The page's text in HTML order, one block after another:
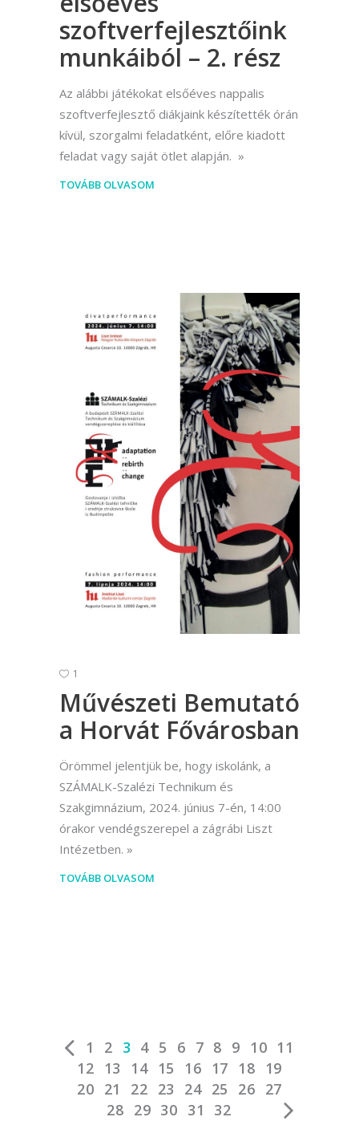
szoftverfejlesztőink
munkáiból – 2. rész
Az alábbi játékokat elsőéves nappalis
szoftverfejlesztő diákjaink készítették órán
kívül, szorgalmi feladatként, előre kiadott
feladat vagy saját ötlet alapján.
TOVÁBB OLVASOM
1
Művészeti Bemutató
a Horvát Fővárosban
Örömmel jelentjük be, hogy iskolánk, a
SZÁMALK-Szalézi Technikum és
Szakgimnázium, 2024. június 7-én, 14:00
órakor vendégszerepel a zágrábi Liszt
Intézetben.
TOVÁBB OLVASOM
1 2 3 4 5 6 7 8 9 10 11
12
13 14 15 16 17 18
19
20 21 22 23 24 25 26 27
28 29 30 31 32